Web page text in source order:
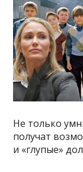
Не только
получат
и «глупые»